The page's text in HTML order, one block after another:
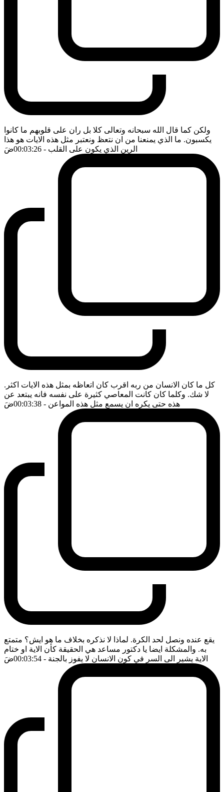
ولكن كما قال الله سبحانه وتعالى كلا بل ران على قلوبهم ما كانوا
يكسبون. ما الذي يمنعنا من ان نتعظ ونعتبر مثل هذه الايات هو هذا
الرين الذي يكون على القلب - 00:03:26 ضَ
كل ما كان الانسان من ربه اقرب كان اتعاظه بمثل هذه الايات اكثر.
لا شك. وكلما كان كانت المعاصي كثيرة على نفسه فانه يبتعد عن
هذه حتى يكره ان يسمع مثل هذه المواعن - 00:03:38 ضَ
يقع عنده ونصل لحد الكرة. لماذا لا نذكره بخلاف ما هو ايش؟ متمتع
به. والمشكلة ايضا يا دكتور مساعد هي الحقيقة كأن الاية او ختام
الاية يشير الى السر في كون الانسان لا يفوز بالجنة - 00:03:54 ضَ